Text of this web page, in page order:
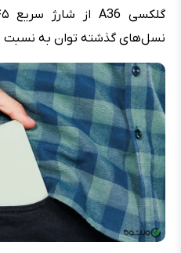
نسل‌های گذشته توان به